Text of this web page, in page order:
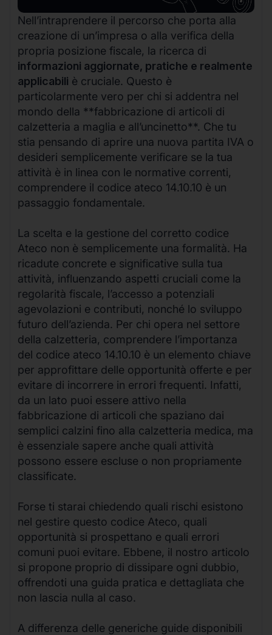
Nell’intraprendere il percorso che porta alla
creazione di un’impresa o alla verifica della
propria posizione fiscale, la ricerca di
informazioni aggiornate, pratiche e realmente
applicabili è cruciale. Questo è
particolarmente vero per chi si addentra nel
mondo della **fabbricazione di articoli di
calzetteria a maglia e all’uncinetto**. Che tu
stia pensando di aprire una nuova partita IVA o
desideri semplicemente verificare se la tua
attività è in linea con le normative correnti,
comprendere il codice ateco 14.10.10 è un
passaggio fondamentale.
La scelta e la gestione del corretto codice
Ateco non è semplicemente una formalità. Ha
ricadute concrete e significative sulla tua
attività, influenzando aspetti cruciali come la
regolarità fiscale, l’accesso a potenziali
agevolazioni e contributi, nonché lo sviluppo
futuro dell’azienda. Per chi opera nel settore
della calzetteria, comprendere l’importanza
del codice ateco 14.10.10 è un elemento chiave
per approfittare delle opportunità offerte e per
evitare di incorrere in errori frequenti. Infatti,
da un lato puoi essere attivo nella
fabbricazione di articoli che spaziano dai
semplici calzini fino alla calzetteria medica, ma
è essenziale sapere anche quali attività
possono essere escluse o non propriamente
classificate.
Forse ti starai chiedendo quali rischi esistono
nel gestire questo codice Ateco, quali
opportunità si prospettano e quali errori
comuni puoi evitare. Ebbene, il nostro articolo
si propone proprio di dissipare ogni dubbio,
offrendoti una guida pratica e dettagliata che
non lascia nulla al caso.
A differenza delle generiche guide disponibili